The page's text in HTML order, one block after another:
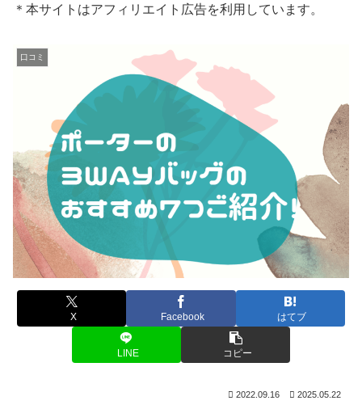
＊本サイトはアフィリエイト広告を利用しています。
口コミ
X Facebook はてブ
LINE コピー
2022.09.16 2025.05.22